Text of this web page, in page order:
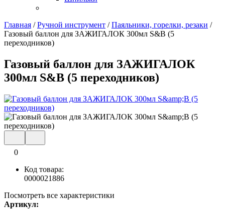
Главная /Ручной инструмент /Паяльники, горелки, резаки /
Газовый баллон для ЗАЖИГАЛОК 300мл S&B (5
переходников)
Газовый баллон для ЗАЖИГАЛОК
300мл S&B (5 переходников)
0
Код товара:
0000021886
Посмотреть все характеристики
Артикул: